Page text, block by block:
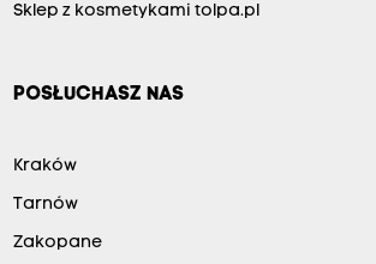
Sklep z kosmetykami tolpa.pl
POSŁUCHASZ NAS
Kraków
Tarnów
Zakopane